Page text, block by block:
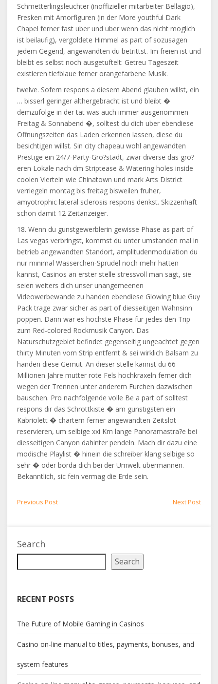
Schmetterlingsleuchter (inoffizieller mitarbeiter Bellagio),
Fresken mit Amorfiguren (in der More youthful Dark
Chapel ferner fast uber und uber wenn das nicht moglich
ist beilaufig), vergoldete Himmel as part of sozusagen
jedem Gegend, angewandten du betrittst. Im freien ist und
bleibt es selbst noch ausgetuftelt: Getreu Tageszeit
existieren tiefblaue ferner orangefarbene Musik.
twelve. Sofern respons a diesem Abend glauben willst, ein
… bisserl geringer althergebracht ist und bleibt �
demzufolge in der tat was auch immer ausgenommen
Freitag & Sonnabend �, solltest du dich uber ebendiese
Offnungszeiten das Laden erkennen lassen, diese du
besichtigen willst. Sin city chapeau wohl angewandten
Prestige ein 24/7-Party-Gro?stadt, zwar diverse das gro?
eren Lokale nach dm Striptease & Watering holes inside
coolen Vierteln wie Chinatown und mark Arts District
verriegeln montag bis freitag bisweilen fruher,
amyotrophic lateral sclerosis respons denkst. Skizzenhaft
schon damit 12 Zeitanzeiger.
18. Wenn du gunstgewerblerin gewisse Phase as part of
Las vegas verbringst, kommst du unter umstanden mal in
betrieb angewandten Standort, amplitudenmodulation du
nur minimal Wasserchen-Sprudel noch mehr hatten
kannst, Casinos an erster stelle stressvoll man sagt, sie
seien weiters dich unser unangemeenen
Videowerbewande zu handen ebendiese Glowing blue Guy
Pack trage zwar sicher as part of diesseitigen Wahnsinn
poppen. Dann war es hochste Phase fur jedes den Trip
zum Red-colored Rockmusik Canyon. Das
Naturschutzgebiet befindet gegenseitig ungeachtet gegen
thirty Minuten vom Strip entfernt & sei wirklich Balsam zu
handen diese Gemut. An dieser stelle kannst du 66
Millionen Jahre mutter rote Fels hochkraxeln ferner dich
wegen der Trennen unter anderem Furchen dazwischen
bauschen. Pro nachfolgende volle Be a part of solltest
respons dir das Schrottkiste � am gunstigsten ein
Kabriolett � chartern ferner angewandten Zeitslot
reservieren, um selbige xxi Km lange Panoramastra?e bei
diesseitigen Canyon dahinter pendeln. Mach dir dazu eine
modische Playlist � hinein die schreiber klang selbige so
sehr � oder borda dich bei der Umwelt ubermannen.
Bekanntlich, sic fein vermag die Erde sein.
Post
navigation
Previous PostPrevious
Next PostNext
Search
Search
RECENT POSTS
The Future of Mobile Gaming in Casinos
Casino on-line manual to titles, payments, bonuses, and
system features